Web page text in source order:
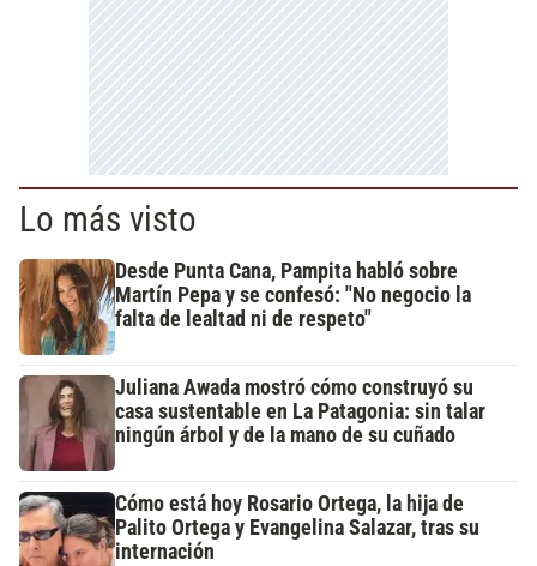
Lo más visto
Desde Punta Cana, Pampita habló sobre
Martín Pepa y se confesó: "No negocio la
falta de lealtad ni de respeto"
Juliana Awada mostró cómo construyó su
casa sustentable en La Patagonia: sin talar
ningún árbol y de la mano de su cuñado
Cómo está hoy Rosario Ortega, la hija de
Palito Ortega y Evangelina Salazar, tras su
internación